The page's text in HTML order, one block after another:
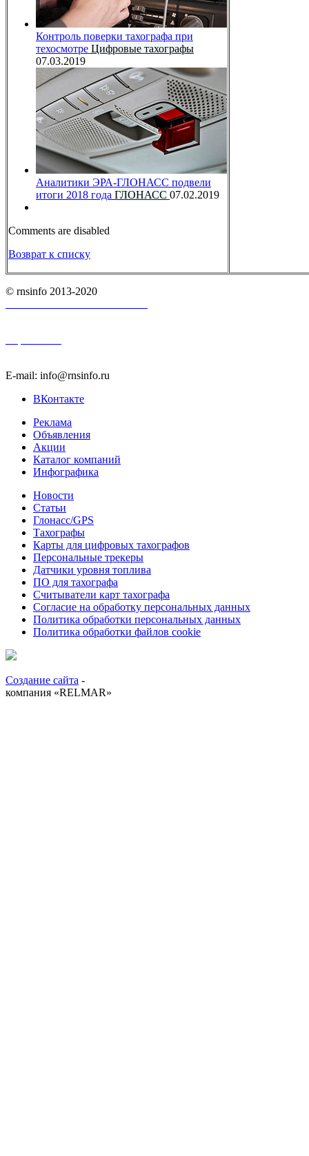
Контроль поверки тахографа при
техосмотре Цифровые тахографы
07.03.2019
Аналитики ЭРА-ГЛОНАСС подвели
итоги 2018 года ГЛОНАСС 07.02.2019
Comments are disabled
Возврат к списку
© rnsinfo 2013-2020
E-mail: info@rnsinfo.ru
ВКонтакте
Реклама
Объявления
Акции
Каталог компаний
Инфографика
Новости
Статьи
Глонасс/GPS
Тахографы
Карты для цифровых тахографов
Персональные трекеры
Датчики уровня топлива
ПО для тахографа
Считыватели карт тахографа
Согласие на обработку персональных данных
Политика обработки персональных данных
Политика обработки файлов cookie
Создание сайта -
компания «RELMAR»